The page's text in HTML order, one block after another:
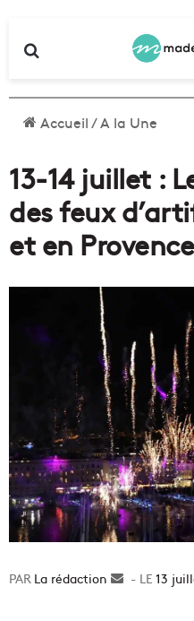
Accueil/A la Une
13-14 juillet :
des feux
et en Provence
La rédaction
Envoyer
13